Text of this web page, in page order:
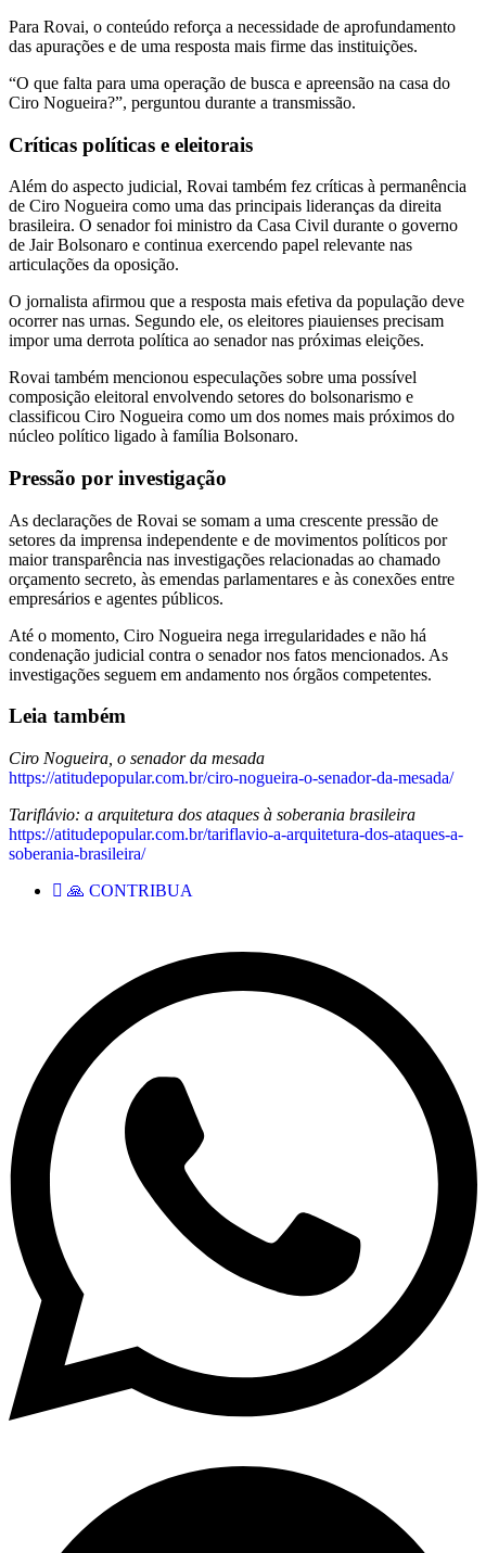
Para Rovai, o conteúdo reforça a necessidade de aprofundamento
das apurações e de uma resposta mais firme das instituições.
“O que falta para uma operação de busca e apreensão na casa do
Ciro Nogueira?”, perguntou durante a transmissão.
Críticas políticas e eleitorais
Além do aspecto judicial, Rovai também fez críticas à permanência
de Ciro Nogueira como uma das principais lideranças da direita
brasileira. O senador foi ministro da Casa Civil durante o governo
de Jair Bolsonaro e continua exercendo papel relevante nas
articulações da oposição.
O jornalista afirmou que a resposta mais efetiva da população deve
ocorrer nas urnas. Segundo ele, os eleitores piauienses precisam
impor uma derrota política ao senador nas próximas eleições.
Rovai também mencionou especulações sobre uma possível
composição eleitoral envolvendo setores do bolsonarismo e
classificou Ciro Nogueira como um dos nomes mais próximos do
núcleo político ligado à família Bolsonaro.
Pressão por investigação
As declarações de Rovai se somam a uma crescente pressão de
setores da imprensa independente e de movimentos políticos por
maior transparência nas investigações relacionadas ao chamado
orçamento secreto, às emendas parlamentares e às conexões entre
empresários e agentes públicos.
Até o momento, Ciro Nogueira nega irregularidades e não há
condenação judicial contra o senador nos fatos mencionados. As
investigações seguem em andamento nos órgãos competentes.
Leia também
Ciro Nogueira, o senador da mesada
https://atitudepopular.com.br/ciro-nogueira-o-senador-da-mesada/
Tariflávio: a arquitetura dos ataques à soberania brasileira
https://atitudepopular.com.br/tariflavio-a-arquitetura-dos-ataques-a-
soberania-brasileira/
🙏 CONTRIBUA